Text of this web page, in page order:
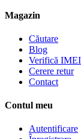
Magazin
Căutare
Blog
Verifică IMEI
Cerere retur
Contact
Contul meu
Autentificare